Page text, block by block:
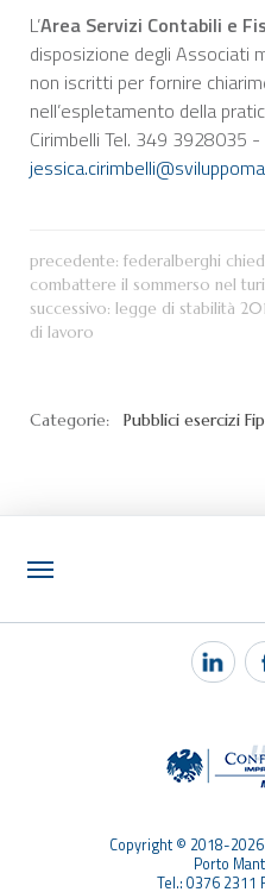
L’Area Servizi Contabili e
disposizione degli Associati
non iscritti per fornire
nell’espletamento della
Cirimbelli Tel. 349 3928035 -
precedente: federalberghi
combattere il sommerso nel
successivo: legge di stabilità
di lavoro
Categorie: Pubblici esercizi
NOTIZIE
PEC MANTOVA MAIL
Copyright © 2018-
Porto
Tel.: 0376 2311